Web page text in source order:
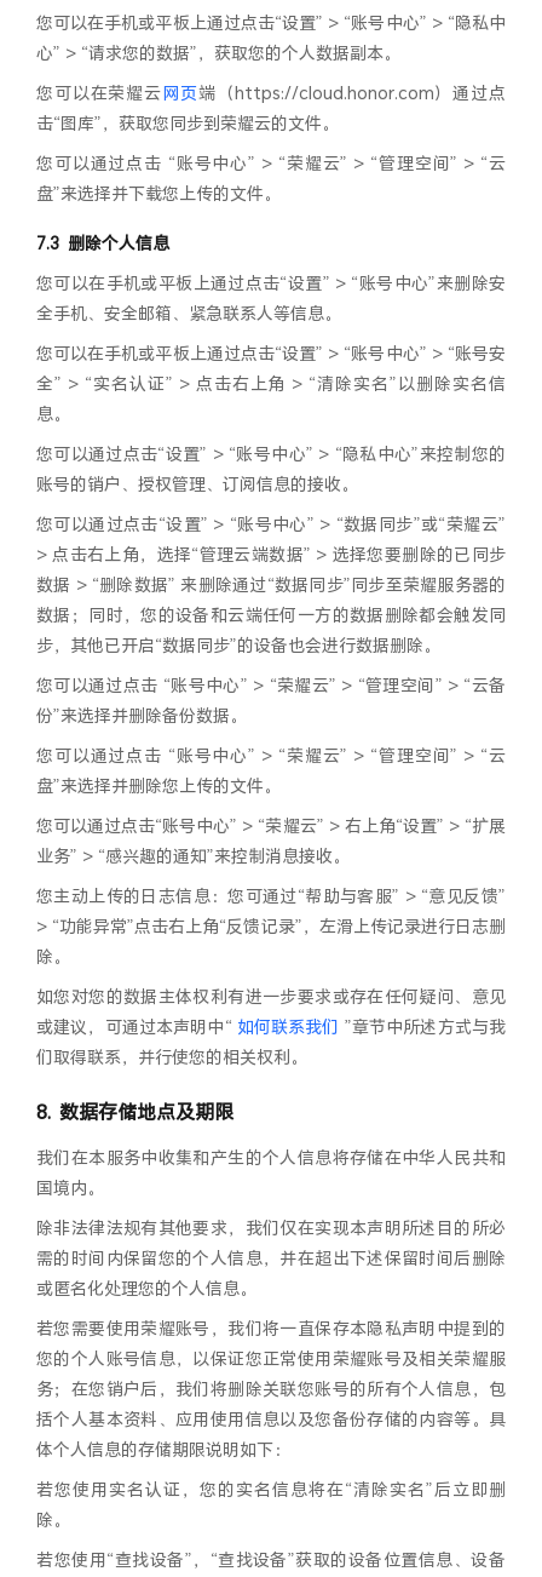
您可以在手机或平板上通过点击“设置” > “账号中心” > “隐私中
心” > “请求您的数据”，获取您的个人数据副本。
您可以在荣耀云网页端（https://cloud.honor.com）通过点
击“图库”，获取您同步到荣耀云的文件。
您可以通过点击 “账号中心” > “荣耀云” > “管理空间” > “云
盘”来选择并下载您上传的文件。
删除个人信息
您可以在手机或平板上通过点击“设置” > “账号中心”来删除安
全手机、安全邮箱、紧急联系人等信息。
您可以在手机或平板上通过点击“设置” > “账号中心” > “账号安
全” > “实名认证” > 点击右上角 > “清除实名”以删除实名信
息。
您可以通过点击“设置” > “账号中心” > “隐私中心”来控制您的
账号的销户、授权管理、订阅信息的接收。
您可以通过点击“设置” > “账号中心” > “数据同步”或“荣耀云”
> 点击右上角，选择“管理云端数据” > 选择您要删除的已同步
数据 > “删除数据” 来删除通过“数据同步”同步至荣耀服务器的
数据；同时，您的设备和云端任何一方的数据删除都会触发同
步，其他已开启“数据同步”的设备也会进行数据删除。
您可以通过点击 “账号中心” > “荣耀云” > “管理空间” > “云备
份”来选择并删除备份数据。
您可以通过点击 “账号中心” > “荣耀云” > “管理空间” > “云
盘”来选择并删除您上传的文件。
您可以通过点击“账号中心” > “荣耀云” > 右上角“设置” > “扩展
业务” > “感兴趣的通知”来控制消息接收。
您主动上传的日志信息：您可通过“帮助与客服” > “意见反馈”
> “功能异常”点击右上角“反馈记录”，左滑上传记录进行日志删
除。
如您对您的数据主体权利有进一步要求或存在任何疑问、意见
或建议，可通过本声明中“ 如何联系我们 ”章节中所述方式与我
们取得联系，并行使您的相关权利。
数据存储地点及期限
我们在本服务中收集和产生的个人信息将存储在中华人民共和
国境内。
除非法律法规有其他要求，我们仅在实现本声明所述目的所必
需的时间内保留您的个人信息，并在超出下述保留时间后删除
或匿名化处理您的个人信息。
若您需要使用荣耀账号，我们将一直保存本隐私声明中提到的
您的个人账号信息，以保证您正常使用荣耀账号及相关荣耀服
务；在您销户后，我们将删除关联您账号的所有个人信息，包
括个人基本资料、应用使用信息以及您备份存储的内容等。具
体个人信息的存储期限说明如下：
若您使用实名认证，您的实名信息将在“清除实名”后立即删
除。
若您使用“查找设备”，“查找设备”获取的设备位置信息、设备